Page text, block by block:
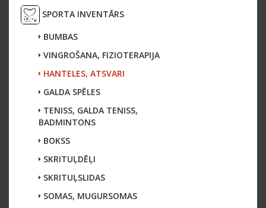
SPORTA INVENTĀRS
BUMBAS
VINGROŠANA, FIZIOTERAPIJA
HANTELES, ATSVARI
GALDA SPĒLES
TENISS, GALDA TENISS,
BADMINTONS
BOKSS
SKRITUĻDĒĻI
SKRITUĻSLIDAS
SOMAS, MUGURSOMAS